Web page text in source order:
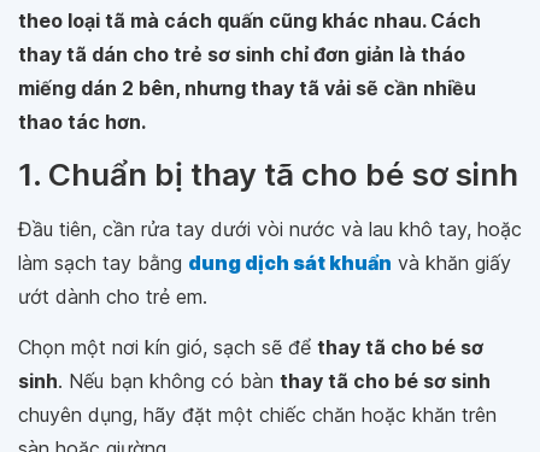
theo loại tã mà cách quấn cũng khác nhau. Cách
thay tã dán cho trẻ sơ sinh chỉ đơn giản là tháo
miếng dán 2 bên, nhưng thay tã vải sẽ cần nhiều
thao tác hơn.
1. Chuẩn bị thay tã cho bé sơ sinh
Đầu tiên, cần rửa tay dưới vòi nước và lau khô tay, hoặc
làm sạch tay bằng dung dịch sát khuẩn và khăn giấy
ướt dành cho trẻ em.
Chọn một nơi kín gió, sạch sẽ để thay tã cho bé sơ
sinh. Nếu bạn không có bàn thay tã cho bé sơ sinh
chuyên dụng, hãy đặt một chiếc chăn hoặc khăn trên